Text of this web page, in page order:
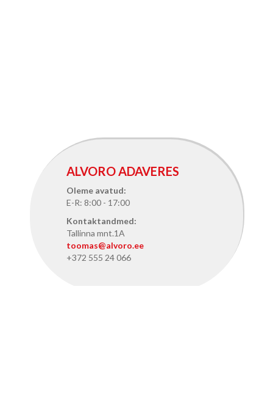
ALVORO ADAVERES
Oleme avatud:
E-R: 8:00 - 17:00
Kontaktandmed:
Tallinna mnt.1A
toomas@alvoro.ee
+372 555 24 066